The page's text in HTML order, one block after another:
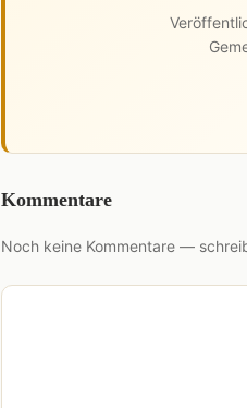
Kommentare
Noch keine Kommentare —